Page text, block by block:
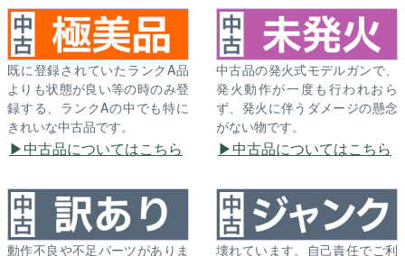
既に登録されていたランクA品
よりも状態が良い等の時のみ登
録する、ランクAの中でも特に
きれいな中古品です。
中古品についてはこちら
中古品の発火式モデルガンで、
発火動作が一度も行われおら
ず、発火に伴うダメージの懸念
がない物です。
中古品についてはこちら
動作不良や不足パーツがありま
壊れています。自己責任でご利